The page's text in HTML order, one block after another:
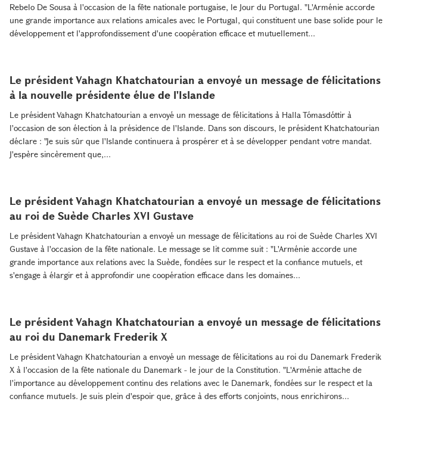
Rebelo De Sousa à l'occasion de la fête nationale portugaise, le Jour du Portugal. "L'Arménie accorde
une grande importance aux relations amicales avec le Portugal, qui constituent une base solide pour le
développement et l'approfondissement d'une coopération efficace et mutuellement...
Le président Vahagn Khatchatourian a envoyé un message de félicitations
à la nouvelle présidente élue de l'Islande
Le président Vahagn Khatchatourian a envoyé un message de félicitations à Halla Tómasdóttir à
l'occasion de son élection à la présidence de l'Islande. Dans son discours, le président Khatchatourian
déclare : "Je suis sûr que l'Islande continuera à prospérer et à se développer pendant votre mandat.
J'espère sincèrement que,...
Le président Vahagn Khatchatourian a envoyé un message de félicitations
au roi de Suède Charles XVI Gustave
Le président Vahagn Khatchatourian a envoyé un message de félicitations au roi de Suède Charles XVI
Gustave à l'occasion de la fête nationale. Le message se lit comme suit : "L'Arménie accorde une
grande importance aux relations avec la Suède, fondées sur le respect et la confiance mutuels, et
s'engage à élargir et à approfondir une coopération efficace dans les domaines...
Le président Vahagn Khatchatourian a envoyé un message de félicitations
au roi du Danemark Frederik X
Le président Vahagn Khatchatourian a envoyé un message de félicitations au roi du Danemark Frederik
X à l'occasion de la fête nationale du Danemark - le jour de la Constitution. "L'Arménie attache de
l'importance au développement continu des relations avec le Danemark, fondées sur le respect et la
confiance mutuels. Je suis plein d'espoir que, grâce à des efforts conjoints, nous enrichirons...